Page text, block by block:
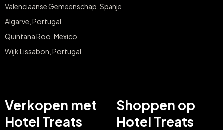
Valenciaanse Gemeenschap, Spanje
Algarve, Portugal
Quintana Roo, Mexico
Wijk Lissabon, Portugal
Verkopen met
Hotel Treats
Shoppen op
Hotel Treats